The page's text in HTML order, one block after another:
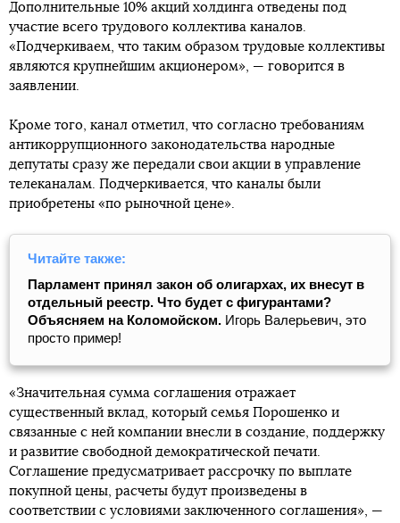
Дополнительные 10% акций холдинга отведены под
участие всего трудового коллектива каналов.
«Подчеркиваем, что таким образом трудовые коллективы
являются крупнейшим акционером», — говорится в
заявлении.
Кроме того, канал отметил, что согласно требованиям
антикоррупционного законодательства народные
депутаты сразу же передали свои акции в управление
телеканалам. Подчеркивается, что каналы были
приобретены «по рыночной цене».
Читайте также:
Парламент принял закон об олигархах, их внесут в
отдельный реестр. Что будет с фигурантами?
Объясняем на Коломойском. Игорь Валерьевич, это
просто пример!
«Значительная сумма соглашения отражает
существенный вклад, который семья Порошенко и
связанные с ней компании внесли в создание, поддержку
и развитие свободной демократической печати.
Соглашение предусматривает рассрочку по выплате
покупной цены, расчеты будут произведены в
соответствии с условиями заключенного соглашения», —